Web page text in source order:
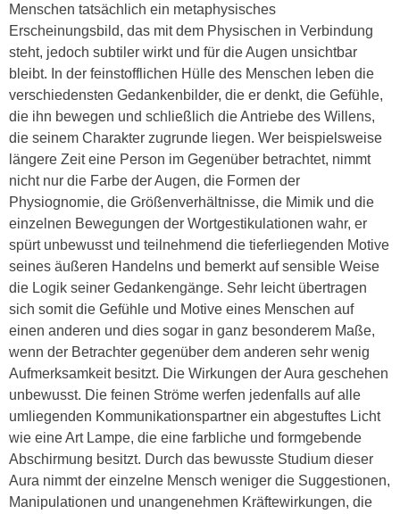
Menschen tatsächlich ein metaphysisches
Erscheinungsbild, das mit dem Physischen in Verbindung
steht, jedoch subtiler wirkt und für die Augen unsichtbar
bleibt. In der feinstofflichen Hülle des Menschen leben die
verschiedensten Gedankenbilder, die er denkt, die Gefühle,
die ihn bewegen und schließlich die Antriebe des Willens,
die seinem Charakter zugrunde liegen. Wer beispielsweise
längere Zeit eine Person im Gegenüber betrachtet, nimmt
nicht nur die Farbe der Augen, die Formen der
Physiognomie, die Größenverhältnisse, die Mimik und die
einzelnen Bewegungen der Wortgestikulationen wahr, er
spürt unbewusst und teilnehmend die tieferliegenden Motive
seines äußeren Handelns und bemerkt auf sensible Weise
die Logik seiner Gedankengänge. Sehr leicht übertragen
sich somit die Gefühle und Motive eines Menschen auf
einen anderen und dies sogar in ganz besonderem Maße,
wenn der Betrachter gegenüber dem anderen sehr wenig
Aufmerksamkeit besitzt. Die Wirkungen der Aura geschehen
unbewusst. Die feinen Ströme werfen jedenfalls auf alle
umliegenden Kommunikationspartner ein abgestuftes Licht
wie eine Art Lampe, die eine farbliche und formgebende
Abschirmung besitzt. Durch das bewusste Studium dieser
Aura nimmt der einzelne Mensch weniger die Suggestionen,
Manipulationen und unangenehmen Kräftewirkungen, die